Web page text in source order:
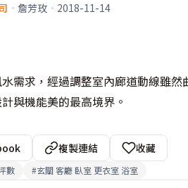
· 詹芳玫 · 2018-11-14
需求，經過調整室內廊道動線雖
與機能美的最高境界。
複製連結
收藏
數 #玄關 客廳 臥室 更衣室 浴室